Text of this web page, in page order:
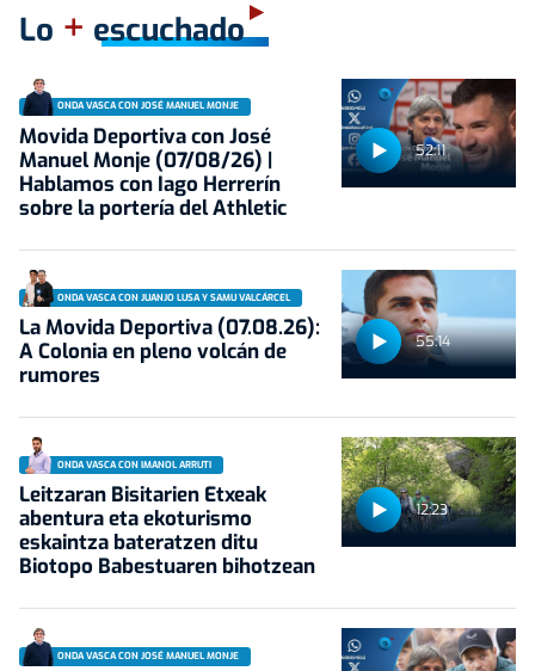
Lo + escuchado
52:11
ONDA VASCA CON JOSÉ MANUEL MONJE
Movida Deportiva con José
Manuel Monje (07/08/26) |
Hablamos con Iago Herrerín
sobre la portería del Athletic
55:14
ONDA VASCA CON JUANJO LUSA Y SAMU VALCÁRCEL
La Movida Deportiva (07.08.26):
A Colonia en pleno volcán de
rumores
12:23
ONDA VASCA CON IMANOL ARRUTI
Leitzaran Bisitarien Etxeak
abentura eta ekoturismo
eskaintza bateratzen ditu
Biotopo Babestuaren bihotzean
ONDA VASCA CON JOSÉ MANUEL MONJE